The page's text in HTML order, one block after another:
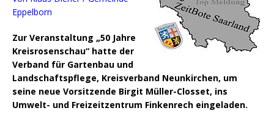
Eppelborn
Zur Veranstaltung „50 Jahre
Kreisrosenschau“ hatte der
Verband für Gartenbau und
Landschaftspflege, Kreisverband Neunkirchen, um
seine neue Vorsitzende Birgit Müller-Closset, ins
Umwelt- und Freizeitzentrum Finkenrech eingeladen.